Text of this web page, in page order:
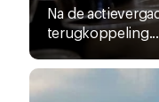
Na de
terugkoppeling...